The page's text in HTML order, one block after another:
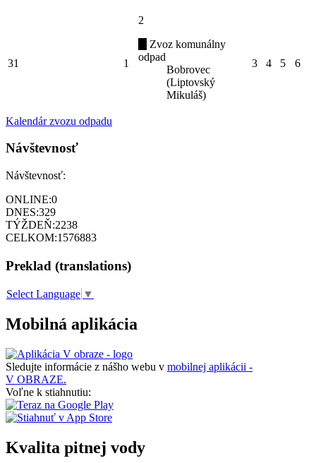
31 1
2
Zvoz komunálny
odpad
Bobrovec
(Liptovský
Mikuláš)
3 4 5 6
Kalendár zvozu odpadu
Návštevnosť
Návštevnosť:
ONLINE:0
DNES:329
TÝŽDEŇ:2238
CELKOM:1576883
Preklad (translations)
Select Language ▼
Mobilná aplikácia
Sledujte informácie z nášho webu v mobilnej aplikácii -
V OBRAZE.
Voľne k stiahnutiu:
Kvalita pitnej vody